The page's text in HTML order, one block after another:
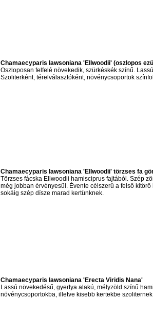
Chamaecyparis lawsoniana 'Ellwoodii' (oszlopos
Oszloposan felfelé növekedik, szürkéskék színű.
Szoliterként, térelválasztóként, növénycsoportok
Chamaecyparis lawsoniana 'Ellwoodii' törzses fa
Törzses fácska Ellwoodii hamisciprus fajtából. Szép
még jobban érvényesül. Évente célszerű a felső
sokáig szép dísze marad kertünknek.
Chamaecyparis lawsoniana 'Erecta Viridis Nana'
Lassú növekedésű, gyertya alakú, mélyzöld színű
növénycsoportokba, illetve kisebb kertekbe